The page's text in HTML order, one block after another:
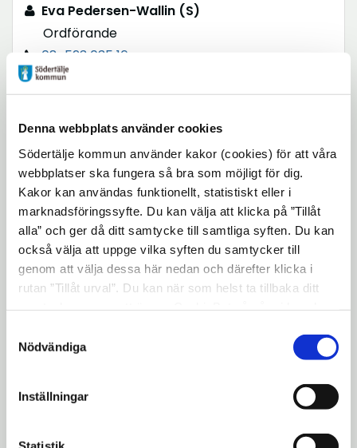
Denna webbplats använder cookies
Södertälje kommun använder kakor (cookies) för att våra
webbplatser ska fungera så bra som möjligt för dig.
Kakor kan användas funktionellt, statistiskt eller i
marknadsföringssyfte. Du kan välja att klicka på ”Tillåt
alla” och ger då ditt samtycke till samtliga syften. Du kan
också välja att uppge vilka syften du samtycker till
genom att välja dessa här nedan och därefter klicka i
rutan ”Tillåt urval”. Du kan när som helst ta tillbaka ditt
"Visa detaljer" kan du läsa om hur kakorna används och
hur vi och våra leverantörer inhämtar och behandlar
Nödvändiga
Inställningar
Eva Pedersen-Wallin (S)
Ordförande
08-523 035 16
eva.pedersen-wallin@sodertalje.se
Kontaktuppgifter
Bersi Öz
Nämndsekreterare
08-5230 00 11
bersi.oz@sodertalje.se
expand_more
Länkar
Länkarna nedan tar dig till en